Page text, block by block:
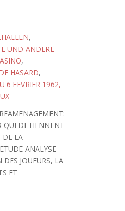
,
UND ANDERE
,
HASARD,
6 FEVRIER 1962,
QUI DETIENNENT
DE LA
ANALYSE
JOUEURS, LA
ET